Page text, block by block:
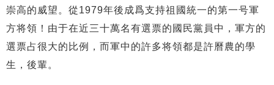
崇高的威望。從1979年後成爲支持祖國統一的第一号軍
方将領！由于在近三十萬名有選票的國民黨員中，軍方的
選票占很大的比例，而軍中的許多将領都是許曆農的學
生，後輩。